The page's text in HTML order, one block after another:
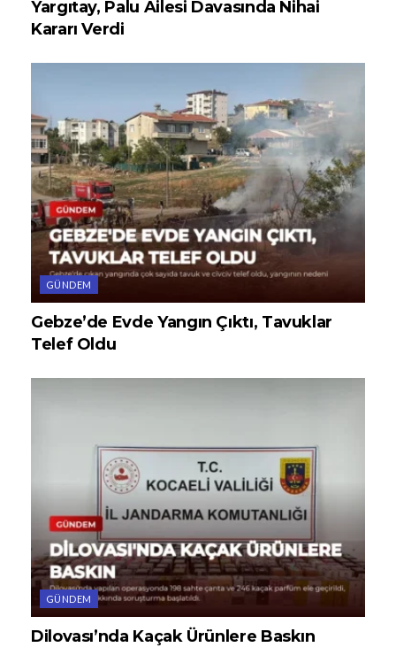
Yargıtay, Palu Ailesi Davasında Nihai
Kararı Verdi
GÜNDEM
Gebze’de Evde Yangın Çıktı, Tavuklar
Telef Oldu
GÜNDEM
Dilovası’nda Kaçak Ürünlere Baskın